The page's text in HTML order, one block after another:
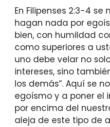
En Filipenses 2:3-4 se
hagan nada por
bien, con humildad
como superiores a
uno debe velar no
intereses, sino
los demás”. Aquí se
egoísmo y a poner el
por encima del
aleja de este tipo de